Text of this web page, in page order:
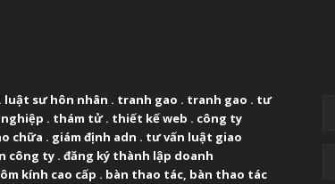
. luật sư hôn nhân . tranh gao . tranh gao . tư
. thám tử. thiết kế web . công ty
chữa . giám định adn . tư vấn luật giao
công ty . đăng ký thành lập doanh
kính cao cấp . bàn thao tác, bàn thao tác